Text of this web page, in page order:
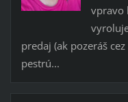
vpravo
predaj (ak pozeráš
pestrú...